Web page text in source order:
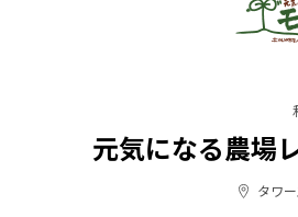
元気になる農場
タワ